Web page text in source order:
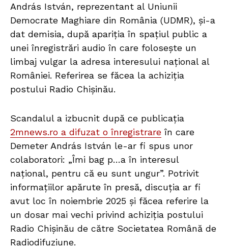
András István, reprezentant al Uniunii
Democrate Maghiare din România (UDMR), și-a
dat demisia, după apariția în spațiul public a
unei înregistrări audio în care folosește un
limbaj vulgar la adresa interesului național al
României. Referirea se făcea la achiziția
postului Radio Chișinău.
Scandalul a izbucnit după ce publicația
2mnews.ro a difuzat o înregistrare în care
Demeter András István le-ar fi spus unor
colaboratori: „Îmi bag p…a în interesul
național, pentru că eu sunt ungur”. Potrivit
informațiilor apărute în presă, discuția ar fi
avut loc în noiembrie 2025 și făcea referire la
un dosar mai vechi privind achiziția postului
Radio Chișinău de către Societatea Română de
Radiodifuziune.